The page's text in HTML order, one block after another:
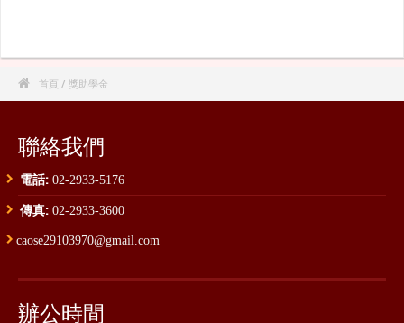
 首頁 / 獎助學金
聯絡我們
電話: 02-2933-5176
傳真: 02-2933-3600
caose29103970@gmail.com
辦公時間